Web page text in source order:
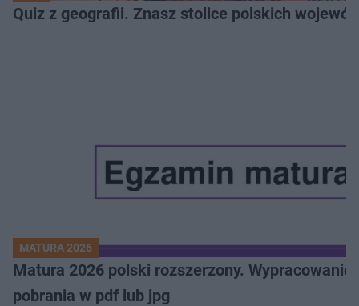
Quiz z geografii. Znasz stolice polskich
MATURA 2026
Matura 2026 polski rozszerzony.
pobrania w pdf lub jpg